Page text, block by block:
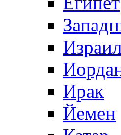
Ирак
Йемен